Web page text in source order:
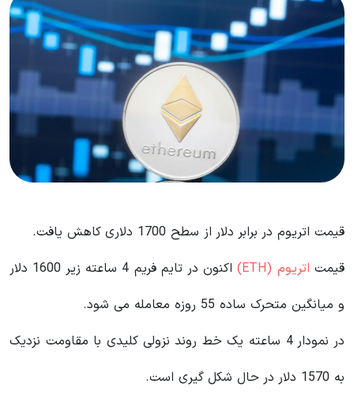
قیمت اتریوم در برابر دلار از سطح 1700 دلاری کاهش یافت.
قیمت اتریوم (ETH)
اکنون در تایم فریم 4 ساعته زیر 1600 دلار
و میانگین متحرک ساده 55 روزه معامله می شود.
در نمودار 4 ساعته یک خط روند نزولی کلیدی با مقاومت نزدیک
به 1570 دلار در حال شکل گیری است.